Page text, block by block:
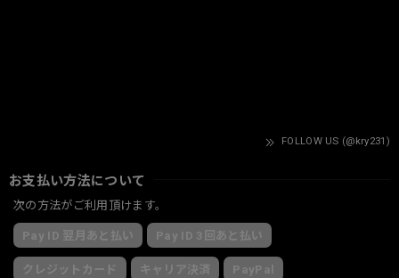
FOLLOW US (@kry231)
お支払い方法について
次の方法がご利用頂けます。
Pay ID 翌月あと払い Pay ID 3回あと払い
クレジットカード キャリア決済 PayPal